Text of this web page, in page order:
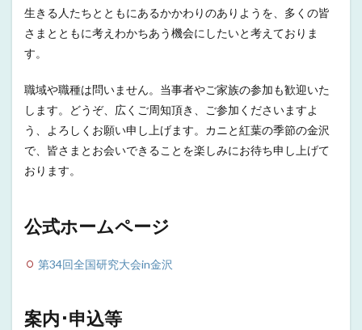
生きる人たちとともにあるかかわりのありようを、多くの皆
さまとともに考えわかちあう機会にしたいと考えておりま
す。
職域や職種は問いません。当事者やご家族の参加も歓迎いた
します。どうぞ、広くご周知頂き、ご参加くださいますよ
う、よろしくお願い申し上げます。カニと紅葉の季節の金沢
で、皆さまとお会いできることを楽しみにお待ち申し上げて
おります。
公式ホームページ
第34回全国研究大会in金沢
案内･申込等